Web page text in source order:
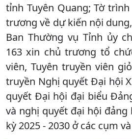
tỉnh Tuyên Quang; Tờ
trương về dự kiến nội
Ban Thường vụ Tỉnh ủy
163 xin chủ trương tổ
viên, Tuyên truyền viên
truyền Nghị quyết Đại hội
quyết Đại hội đại biểu
và nghị quyết đại hội đảng
kỳ 2025 - 2030 ở các cụm